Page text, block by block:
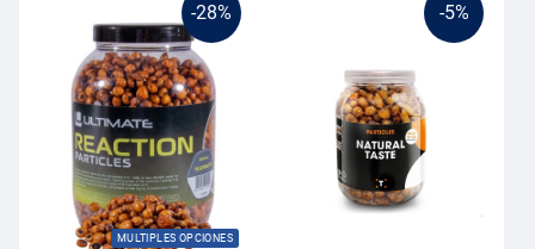
-28%
MULTIPLES OPCIONES
-5%